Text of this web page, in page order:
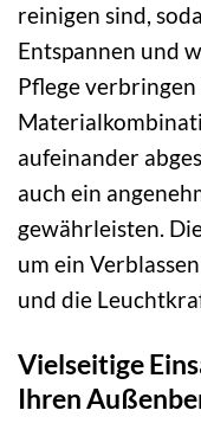
reinigen sind,
Entspannen und
Pflege
aufeinander
auch ein
gewährleisten.
um ein
und die
Vielseitige
Ihren